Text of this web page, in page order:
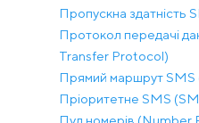
Пропускна здатність
Протокол передачі
Transfer Protocol)
Прямий маршрут
Пріоритетне SMS
Пул номерів (Number